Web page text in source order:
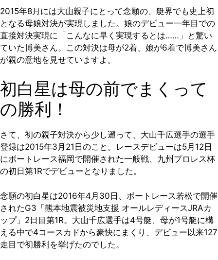
2015年8月には大山親子にとって念願の、艇界でも史上初
となる母娘対決が実現しました。娘のデビュー一年目での
直接対決実現に「こんなに早く実現するとは……」と驚い
ていた博美さん。この対決は母が2着、娘が6着で博美さん
が親の意地を見せていますよ。
初白星は母の前でまくって
の勝利！
さて、初の親子対決から少し遡って、大山千広選手の選手
登録は2015年3月21日のこと。レースデビューは5月12日
にボートレース福岡で開催された一般戦、九州プロレス杯
の初日第1Rでデビューとなりました。
念願の初白星は2016年4月30日、ボートレース若松で開催
されたG3「熊本地震被災地支援 オールレディースJRAカ
ップ」2日目第1R。大山千広選手は4号艇、母が1号艇に構
える中で4コースカドから豪快にまくり、デビュー以来127
走目で初勝利を挙げたのでした。